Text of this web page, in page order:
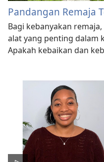
Pandangan Remaja
Bagi kebanyakan
alat yang penting dalam
Apakah kebaikan dan